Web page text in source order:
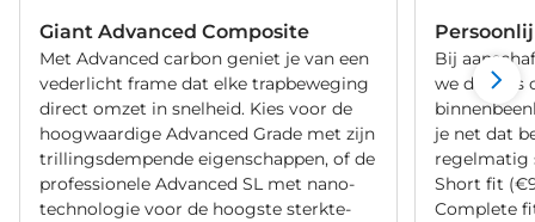
Giant Advanced Composite
Met Advanced carbon geniet je van een
vederlicht frame dat elke trapbeweging
direct omzet in snelheid. Kies voor de
hoogwaardige Advanced Grade met zijn
trillingsdempende eigenschappen, of de
professionele Advanced SL met nano-
technologie voor de hoogste sterkte-
Bij
we de fiets
je net dat
regelmatig
Short fit
Complete